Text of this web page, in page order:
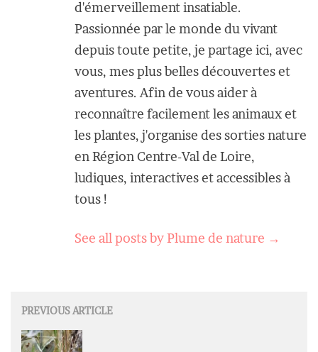
d'émerveillement insatiable.
Passionnée par le monde du vivant
depuis toute petite, je partage ici, avec
vous, mes plus belles découvertes et
aventures. Afin de vous aider à
reconnaître facilement les animaux et
les plantes, j'organise des sorties nature
en Région Centre-Val de Loire,
ludiques, interactives et accessibles à
tous !
See all posts by Plume de nature →
Post
navigation
PREVIOUS ARTICLE